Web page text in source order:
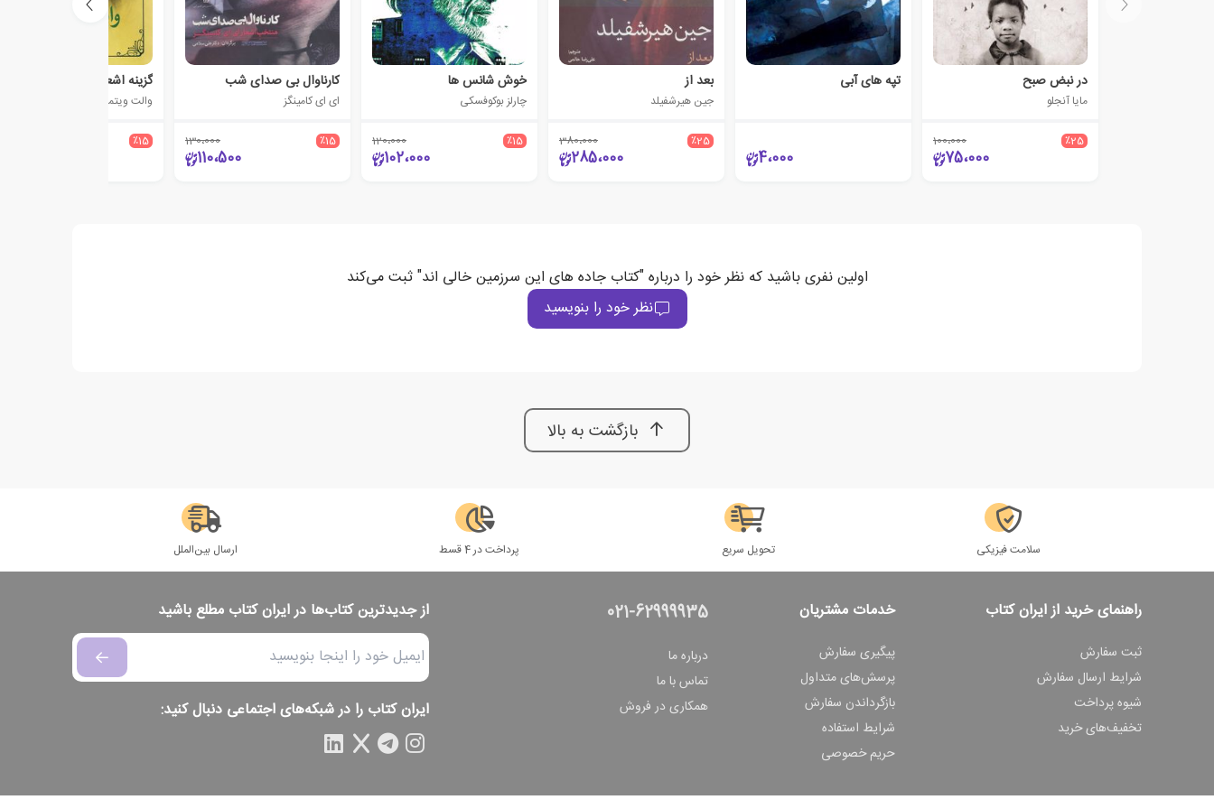
در نبض صبح
مایا آنجلو
٪25 100،000
75،000
تپه های آبی
4،000
بعد از
جین هیرشفیلد
٪25 380،000
285،000
خوش شانس ها
چارلز بوکوفسکی
٪15 120،000
102،000
کارناوال بی صدای شب
ای ای کامینگز
٪15 130،000
110،500
گزینه اشعار والت ویتمن
والت ویتمن
٪15
اولین نفری باشید که نظر خود را درباره "کتاب جاده های این سرزمین خالی اند" ثبت می‌کند
نظر خود را بنویسید
بازگشت به بالا
سلامت فیزیکی تحویل سریع پرداخت در 4 قسط ارسال بین‌الملل
راهنمای خرید از ایران کتاب
ثبت سفارش
شرایط ارسال سفارش
شیوه پرداخت
تخفیف‌های خرید
خدمات مشتریان
پیگیری سفارش
پرسش‌های متداول
بازگرداندن سفارش
شرایط استفاده
حریم خصوصی
021-62999935
درباره ما
تماس با ما
همکاری در فروش
از جدیدترین کتاب‌ها در ایران کتاب مطلع باشید
ایران کتاب را در شبکه‌های اجتماعی دنبال کنید: